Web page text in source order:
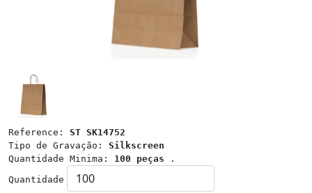
Reference: ST SK14752
Tipo de Gravação: Silkscreen
Quantidade Minima: 100 peças .
Quantidade